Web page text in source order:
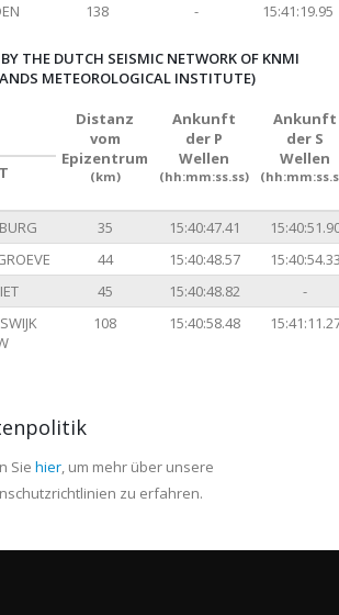
138 - 15:41:19.95
THE DUTCH SEISMIC NETWORK OF KNMI
METEOROLOGICAL INSTITUTE)
Distanz
vom
Epizentrum
(km)
Ankunft
der P
Wellen
(hh:mm:ss.ss)
Ankunft
der S
Wellen
35 15:40:47.41
44 15:40:48.57
45 15:40:48.82
-
108 15:40:58.48
Sie hier, um mehr über unsere
zu erfahren.